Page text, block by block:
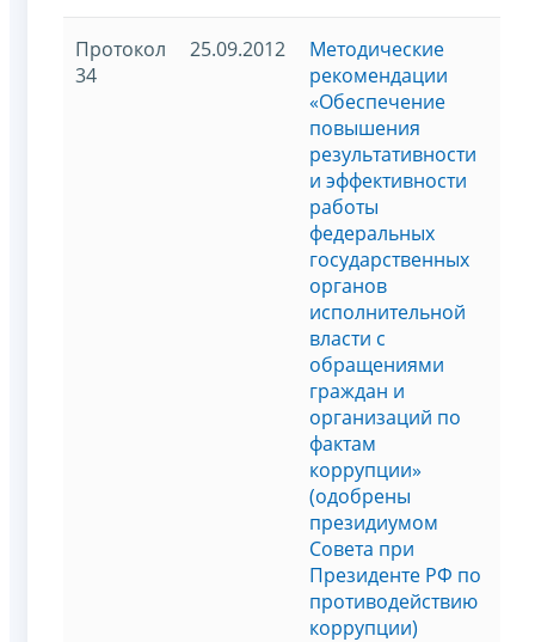
Протокол
34
25.09.2012
Методические
рекомендации
«Обеспечение
повышения
результативности
и эффективности
работы
федеральных
государственных
органов
исполнительной
власти с
обращениями
граждан и
организаций по
фактам
коррупции»
(одобрены
президиумом
Совета при
Президенте РФ по
противодействию
коррупции)